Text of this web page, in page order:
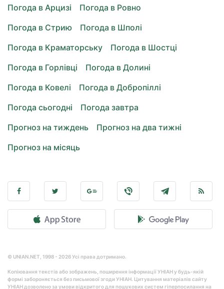
Погода в Арцизі
Погода в Ровно
Погода в Стрию
Погода в Шполі
Погода в Краматорську
Погода в Шостці
Погода в Горлівці
Погода в Долині
Погода в Ковелі
Погода в Добропіллі
Погода сьогодні
Погода завтра
Прогноз на тиждень
Прогноз на два тижні
Прогноз на місяць
© UNIAN.NET, 1998 - 2026 Усі права дотримано.
Копіювання текстів або зображень, поширення інформації УНІАН у будь-якій
формі забороняється без письмової згоди УНІАН. Цитування матеріалів сайту
УНІАН дозволено за умови відкритого для пошукових систем гіперпосилання на